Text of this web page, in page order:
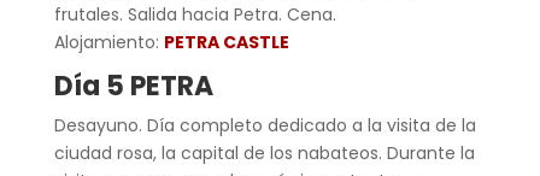
frutales. Salida hacia Petra. Cena.
Alojamiento: PETRA CASTLE
Día 5 PETRA
Desayuno. Día completo dedicado a la visita de la
ciudad rosa, la capital de los nabateos. Durante la